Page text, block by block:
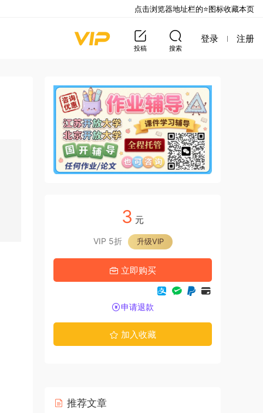
投稿 搜索
登录 注册
3 元
VIP 5折 升级VIP
立即购买
申请退款
加入收藏
推荐文章
点击浏览器地址栏的⭐图标收藏本页